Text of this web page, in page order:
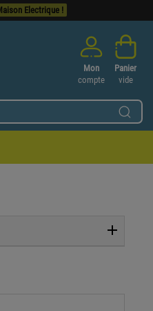
Electrique !
Mon
compte
Panier
vide